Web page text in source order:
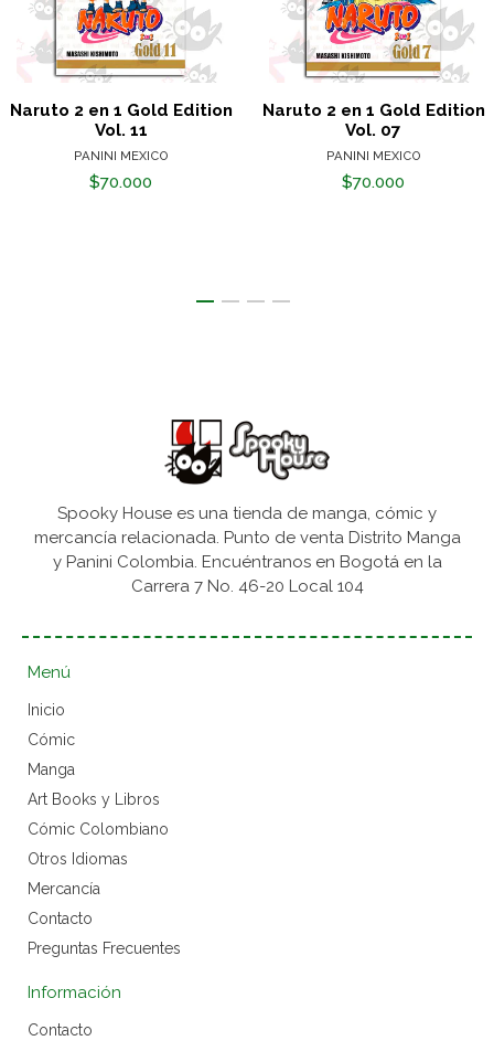
Naruto 2 en 1 Gold Edition
Vol. 11
PANINI MEXICO
$70.000
Naruto 2 en 1 Gold Edition
Vol. 07
PANINI MEXICO
$70.000
Spooky House es una tienda de manga, cómic y
mercancía relacionada. Punto de venta Distrito Manga
y Panini Colombia. Encuéntranos en Bogotá en la
Carrera 7 No. 46-20 Local 104
Menú
Inicio
Cómic
Manga
Art Books y Libros
Cómic Colombiano
Otros Idiomas
Mercancía
Contacto
Preguntas Frecuentes
Información
Contacto